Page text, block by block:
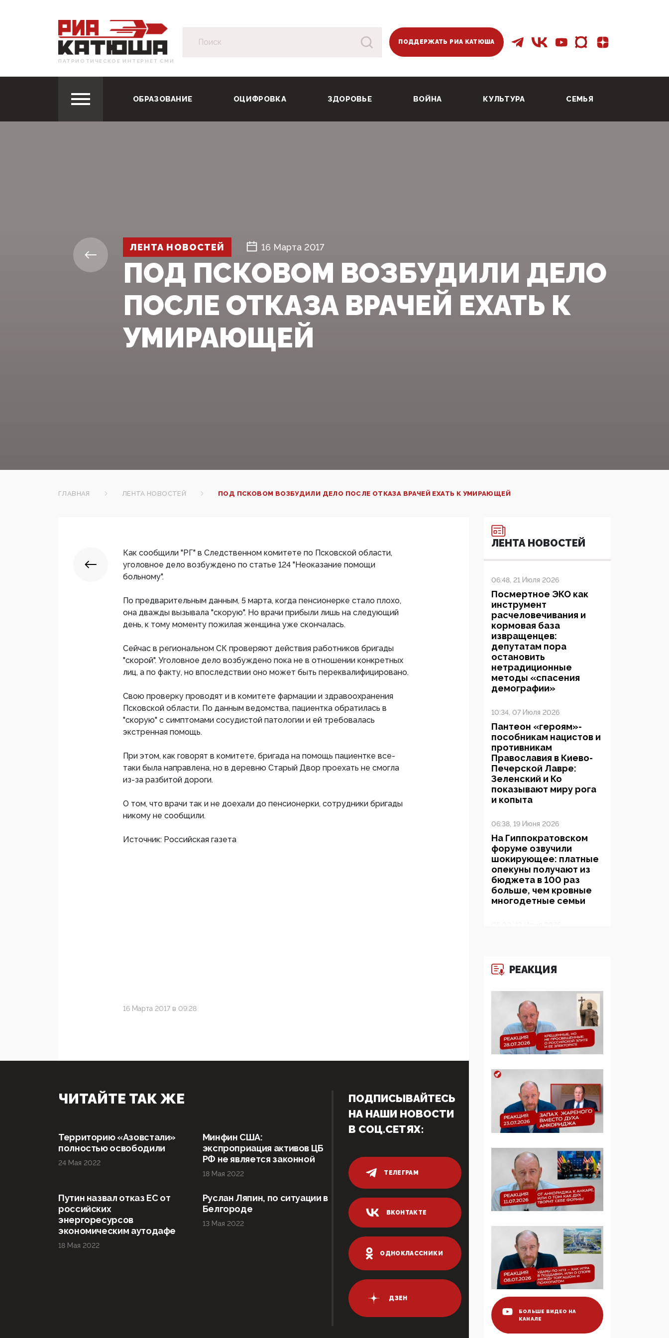
ПАТРИОТИЧЕСКОЕ ИНТЕРНЕТ СМИ
ПОДДЕРЖАТЬ РИА КАТЮША
ОБРАЗОВАНИЕ ОЦИФРОВКА ЗДОРОВЬЕ ВОЙНА КУЛЬТУРА СЕМЬЯ
ЛЕНТА НОВОСТЕЙ 16 Марта 2017
ПОД ПСКОВОМ ВОЗБУДИЛИ ДЕЛО
ПОСЛЕ ОТКАЗА ВРАЧЕЙ ЕХАТЬ К
УМИРАЮЩЕЙ
ГЛАВНАЯ ЛЕНТА НОВОСТЕЙ ПОД ПСКОВОМ ВОЗБУДИЛИ ДЕЛО ПОСЛЕ ОТКАЗА ВРАЧЕЙ ЕХАТЬ К УМИРАЮЩЕЙ
Как сообщили "РГ" в Следственном комитете по Псковской области,
уголовное дело возбуждено по статье 124 "Неоказание помощи
больному".
По предварительным данным, 5 марта, когда пенсионерке стало плохо,
она дважды вызывала "скорую". Но врачи прибыли лишь на следующий
день, к тому моменту пожилая женщина уже скончалась.
Сейчас в региональном СК проверяют действия работников бригады
"скорой". Уголовное дело возбуждено пока не в отношении конкретных
лиц, а по факту, но впоследствии оно может быть переквалифицировано.
Свою проверку проводят и в комитете фармации и здравоохранения
Псковской области. По данным ведомства, пациентка обратилась в
"скорую" с симптомами сосудистой патологии и ей требовалась
экстренная помощь.
При этом, как говорят в комитете, бригада на помощь пациентке все-
таки была направлена, но в деревню Старый Двор проехать не смогла
из-за разбитой дороги.
О том, что врачи так и не доехали до пенсионерки, сотрудники бригады
никому не сообщили.
Источник: Российская газета
16 Марта 2017 в 09:28
ЛЕНТА НОВОСТЕЙ
06:48, 21 Июля 2026
Посмертное ЭКО как
инструмент
расчеловечивания и
кормовая база
извращенцев:
депутатам пора
остановить
нетрадиционные
методы «спасения
демографии»
10:34, 07 Июля 2026
Пантеон «героям»-
пособникам нацистов и
противникам
Православия в Киево-
Печерской Лавре:
Зеленский и Ко
показывают миру рога
и копыта
06:38, 19 Июня 2026
На Гиппократовском
форуме озвучили
шокирующее: платные
опекуны получают из
бюджета в 100 раз
больше, чем кровные
многодетные семьи
суверенитет,
ценности и немного
двоемыслия
11:53, 09 Июня 2026
Прокуратура наконец
увидела
деятельность ИИТО
ЮНЕСКО в России, но
цифроглобалисты
продолжают
определять повестку в
образовании
09:43, 01 Июня 2026
5G за счет здоровья
граждан: Минцифры
намерено отобрать у
регионов и
муниципалитетов право
защищать жилые дома
и социальные объекты
от ЭМИ
05:58, 26 Мая 2026
Роскомнадзор
освободили от борца с
деструктивным и
опасным контентом
07:39, 25 Мая 2026
РЕАКЦИЯ
БОЛЬШЕ ВИДЕО НА
КАНАЛЕ
ЧИТАЙТЕ ТАК ЖЕ
Территорию «Азовстали»
полностью освободили
24 Мая 2022
Минфин США:
экспроприация активов ЦБ
РФ не является законной
18 Мая 2022
Путин назвал отказ ЕС от
российских
энергоресурсов
экономическим аутодафе
18 Мая 2022
Руслан Ляпин, по ситуации в
Белгороде
13 Мая 2022
ПОДПИСЫВАЙТЕСЬ
НА НАШИ НОВОСТИ
В СОЦ.СЕТЯХ:
ТЕЛЕГРАМ
ВКОНТАКТЕ
ОДНОКЛАССНИКИ
ДЗЕН